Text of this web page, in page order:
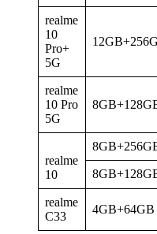
realme
10
Pro+
5G
realme
10 Pro
5G
realme
10
realme
C33
4GB+64GB